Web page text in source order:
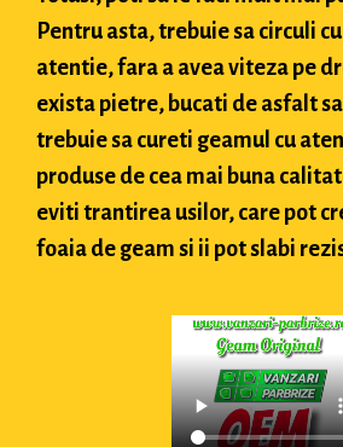
Pentru asta, trebuie sa circuli
atentie, fara a avea viteza pe
exista pietre, bucati de asfalt
trebuie sa cureti geamul cu
produse de cea mai buna
eviti trantirea usilor, care pot
foaia de geam si ii pot slabi